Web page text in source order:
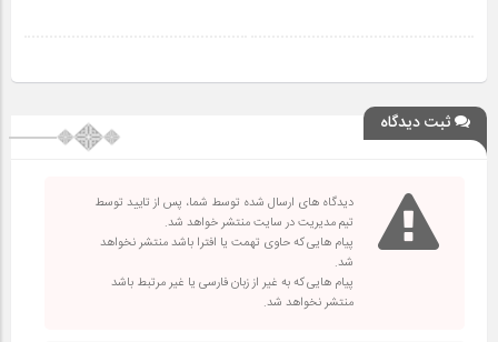
ثبت دیدگاه
دیدگاه های ارسال شده توسط شما، پس از تایید توسط
تیم مدیریت در سایت منتشر خواهد شد.
پیام هایی که حاوی تهمت یا افترا باشد منتشر نخواهد
شد.
پیام هایی که به غیر از زبان فارسی یا غیر مرتبط باشد
منتشر نخواهد شد.